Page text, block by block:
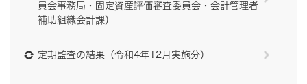
員会事務局・固定資産評価審査委員会・会計管理者
補助組織会計課）
定期監査の結果（令和4年12月実施分）